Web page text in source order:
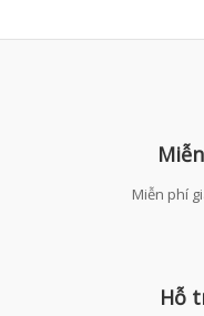
Miễn phí
Hỗ